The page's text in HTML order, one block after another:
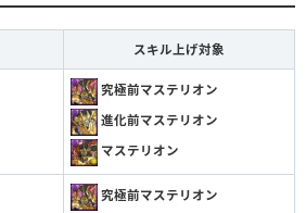
スキル上げ対象
究極前マステリオン
進化前マステリオン
マステリオン
究極前マステリオン